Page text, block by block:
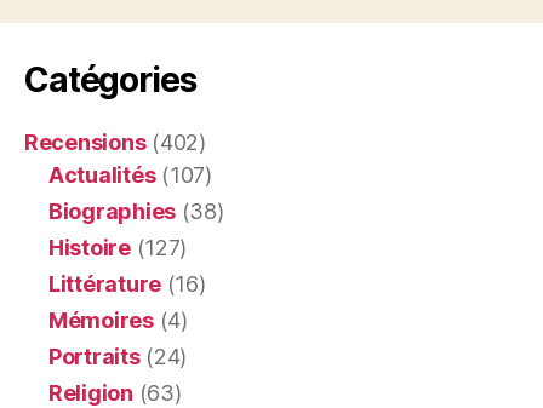
Catégories
Recensions(402)
Actualités(107)
Biographies (38)
Histoire(127)
Littérature (16)
Mémoires(4)
Portraits(24)
Religion (63)